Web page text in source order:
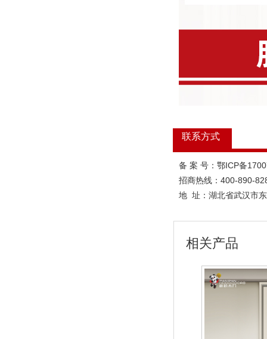
联系方式
备 案 号：鄂ICP备
招商热线：400-890-
地 址： 湖北省武汉市
相关产品